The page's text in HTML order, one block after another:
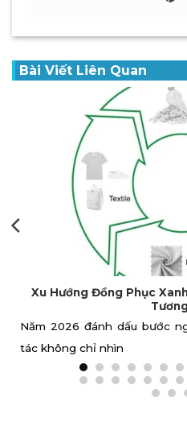
Bài Viết Liên Quan
Xưởng May Đồng Phục
Công Ty TNHH May Và
đồng phục giá rẻ